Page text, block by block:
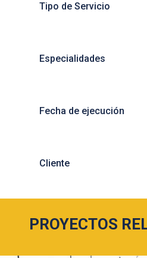
Tipo de Servicio
Especialidades
Fecha de ejecución
Cliente
PROYECTOS